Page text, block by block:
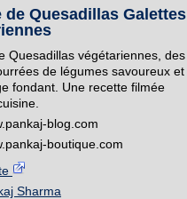
de Quesadillas Galettes
Quesadillas végétariennes, des
de légumes savoureux et
fondant. Une recette filmée
blog.com
boutique.com
Sharma